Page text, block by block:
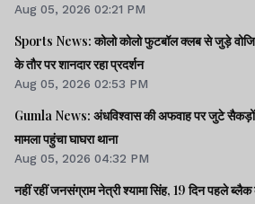
Aug 05, 2026 02:21 PM
Sports News: कोलो कोलो फुटबॉल क्लब से जुड़े
के तौर पर शानदार रहा प्रदर्शन
Aug 05, 2026 02:53 PM
Gumla News: अंधविश्वास की अफवाह पर जुटे सैकड़ों
मामला पहुंचा घाघरा थाना
Aug 05, 2026 04:32 PM
नहीं रहीं जनसंग्राम नेत्री श्‍यामा सिंह, 19 दिन पहले